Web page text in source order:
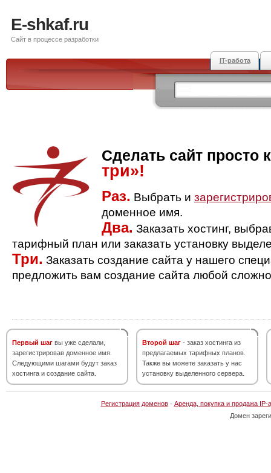
E-shkaf.ru
Сайт в процессе разработки
IT-работа
Сделать сайт просто
три»!
Раз. Выбрать и
доменное имя.
Два. Заказать хостинг,
тарифный план или заказать установку
Три. Заказать создание сайта у нашего
предложить вам создание сайта любой
Первый шаг вы уже сделали,
зарегистрировав доменное имя.
Следующими шагами будут заказ
хостинга и создание сайта.
Второй шаг - заказ хостинга из
предлагаемых тарифных планов.
Также вы можете заказать у нас
установку выделенного сервера.
Регистрация доменов· Аренда, покупка и продажа IP-
Домен